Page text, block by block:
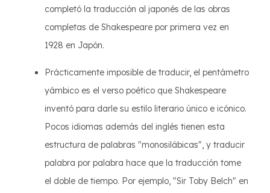
completó la traducción al japonés de las obras
completas de Shakespeare por primera vez en
1928 en Japón.
Prácticamente imposible de traducir, el pentámetro
yámbico es el verso poético que Shakespeare
inventó para darle su estilo literario único e icónico.
Pocos idiomas además del inglés tienen esta
estructura de palabras "monosilábicas", y traducir
palabra por palabra hace que la traducción tome
el doble de tiempo. Por ejemplo, "Sir Toby Belch" en